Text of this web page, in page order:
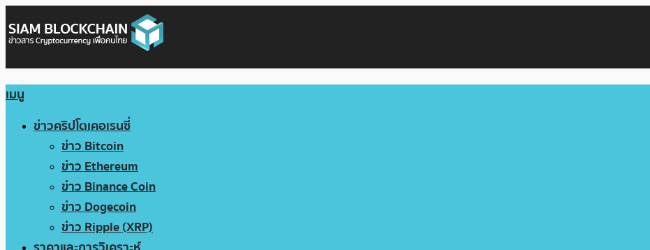
เมนู
ข่าวคริปโตเคอเรนซี่
ข่าว Bitcoin
ข่าว Ethereum
ข่าว Binance Coin
ข่าว Dogecoin
ข่าว Ripple (XRP)